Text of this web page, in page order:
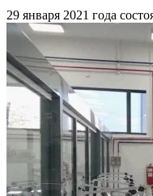
29 января 2021 года